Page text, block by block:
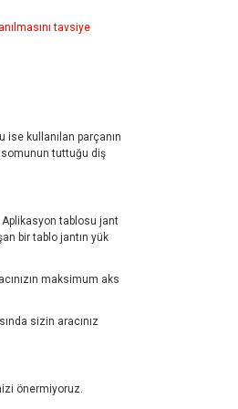
tavsiye
kullanılan parçanın
somunun tuttuğu diş
Aplikasyon tablosu jant
bir tablo jantın yük
maksimum aks
sizin aracınız
önermiyoruz.